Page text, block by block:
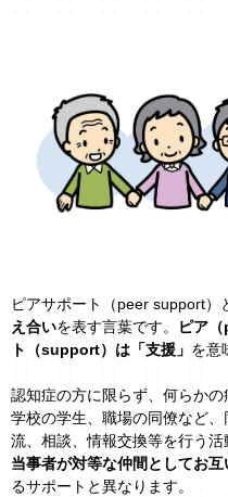
ピアサポート（peer support）
え合いを表す言葉です。 ピア（
ト（support）は「支援」 を意
認知症の方に限らず、何らか
学校の学生、職場の同僚など
流、相談、情報交換等を行う活
当事者が対等な仲間としてお互
るサポートと異なります。